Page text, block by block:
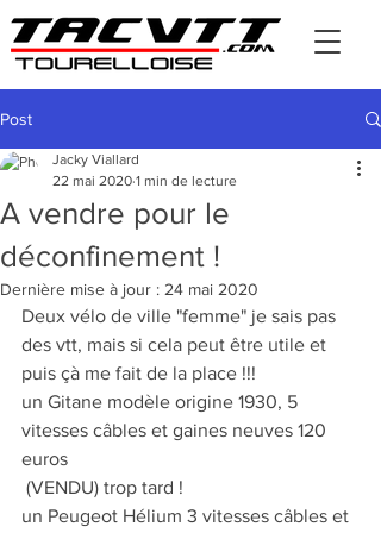
Post
A vendre pour le
déconfinement !
Jacky Viallard
22 mai 2020 1 min de lecture
Dernière mise à jour : 24 mai 2020
Deux vélo de ville "femme" je sais pas
des vtt, mais si cela peut être utile et
puis çà me fait de la place !!!
un Gitane modèle origine 1930, 5
vitesses câbles et gaines neuves 120
euros
(VENDU) trop tard !
un Peugeot Hélium 3 vitesses câbles et